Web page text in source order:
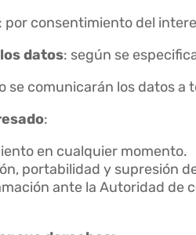
: por consentimiento del
datos: según se
se comunicarán los datos a
:
en cualquier momento.
portabilidad y supresión
ante la Autoridad